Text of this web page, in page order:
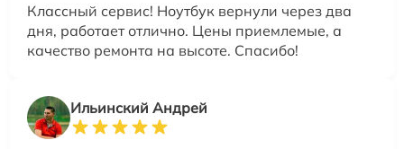
Классный сервис! Ноутбук вернули через два
дня, работает отлично. Цены приемлемые, а
качество ремонта на высоте. Спасибо!
Ильинский Андрей